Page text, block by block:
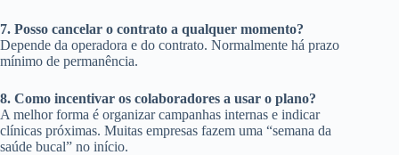
7. Posso cancelar o contrato a qualquer momento?
Depende da operadora e do contrato. Normalmente há prazo
mínimo de permanência.
8. Como incentivar os colaboradores a usar o plano?
A melhor forma é organizar campanhas internas e indicar
clínicas próximas. Muitas empresas fazem uma “semana da
saúde bucal” no início.